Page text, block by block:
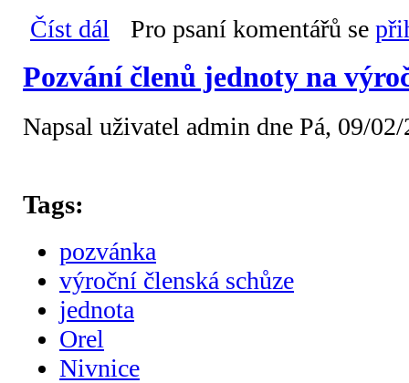
Číst dál
Promítání pro žáky ZŠ Nivnice o cestování v
Pro psaní komentářů se
Pozvání členů jednoty na
Napsal uživatel admin dne Pá, 09/
Tags:
pozvánka
výroční členská schůze
jednota
Orel
Nivnice